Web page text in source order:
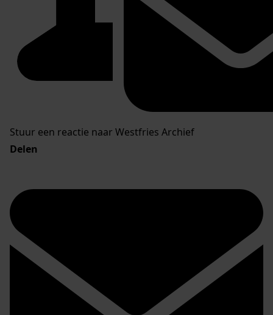
Stuur een reactie naar Westfries Archief
Delen